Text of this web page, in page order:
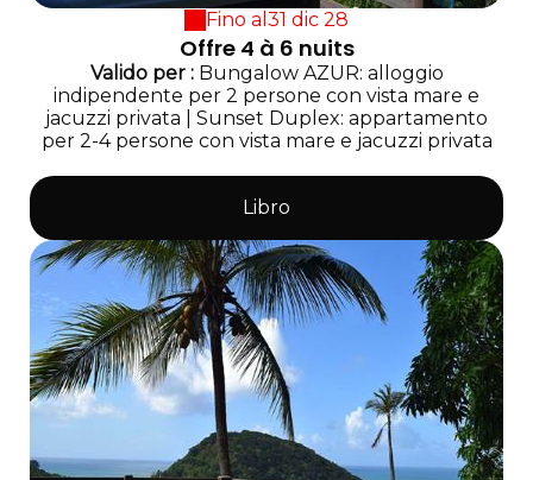
Fino al 31 dic 28
Offre 4 à 6 nuits
Valido per:Bungalow AZUR: alloggio
indipendente per 2 persone con vista mare e
jacuzzi privata
Sunset Duplex: appartamento
per 2-4 persone con vista mare e jacuzzi privata
Libro